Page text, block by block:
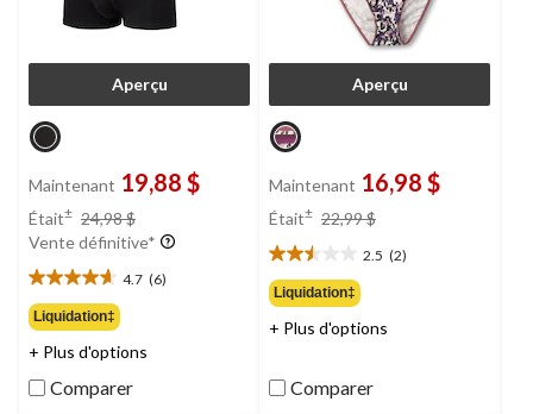
Aperçu
Maintenant 19,88 $
Était± 24,98 $
était
Vente définitive*
4.7 (6)
4.7
étoile(s)
sur
5.
6
évaluations
Liquidation‡
+ Plus d'options
Comparer
Aperçu
Maintenant 16,98 $
Était± 22,99 $
22,99 $
2.5 (2)
2.5
étoile(s)
sur
5.
évaluations
Liquidation‡
+ Plus d'options
Comparer